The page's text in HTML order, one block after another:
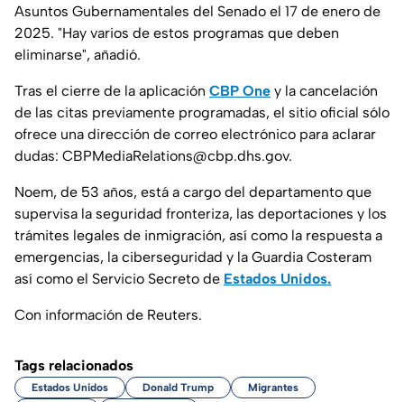
Asuntos Gubernamentales del Senado el 17 de enero de
2025. "Hay varios de estos programas que deben
eliminarse", añadió.
Tras el cierre de la aplicación CBP One y la cancelación
de las citas previamente programadas, el sitio oficial sólo
ofrece una dirección de correo electrónico para aclarar
dudas: CBPMediaRelations@cbp.dhs.gov.
Noem, de 53 años, está a cargo del departamento que
supervisa la seguridad fronteriza, las deportaciones y los
trámites legales de inmigración, así como la respuesta a
emergencias, la ciberseguridad y la Guardia Costeram
así como el Servicio Secreto de Estados Unidos.
Con información de Reuters.
Tags relacionados
Estados Unidos Donald Trump
Migrantes